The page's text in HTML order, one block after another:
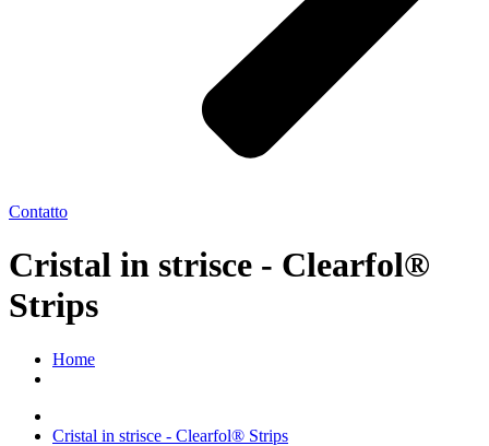
Contatto
Cristal in strisce - Clearfol®
Strips
Home
Cristal in strisce - Clearfol® Strips